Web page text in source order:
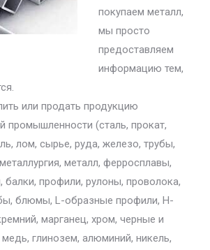
покупаем металл,
мы просто
предоставляем
информацию тем,
или продать продукцию
(сталь, прокат,
лом, сырье, руда, железо, трубы,
металл, ферросплавы,
профили, рулоны, проволока,
блюмы, L-образные профили, H-
марганец, хром, черные и
глинозем, алюминий, никель,